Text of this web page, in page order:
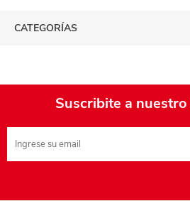
CATEGORÍAS
Suscribite a